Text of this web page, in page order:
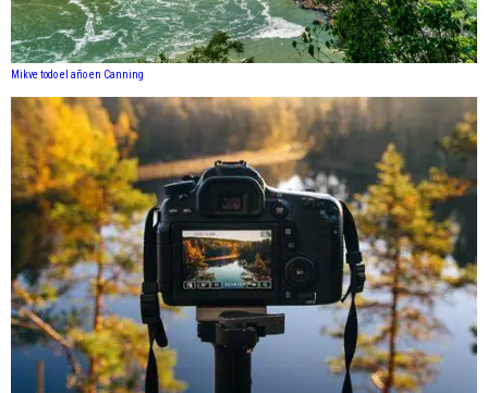
Mikve todo el año en Canning